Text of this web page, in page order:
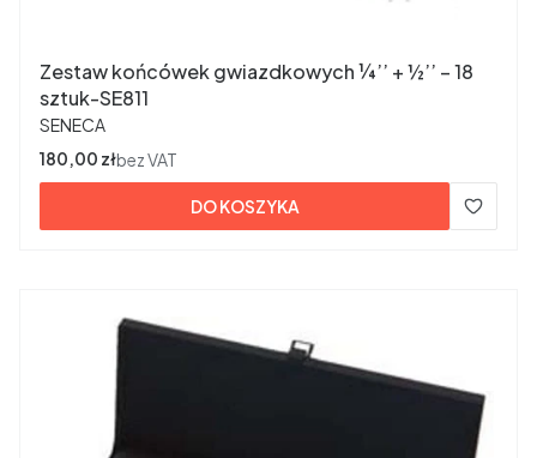
Zestaw końcówek gwiazdkowych ¼’’ + ½’’ – 18
sztuk-SE811
PRODUCENT
SENECA
Cena
180,00 złbez VAT
DO KOSZYKA